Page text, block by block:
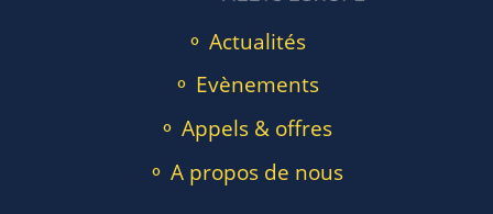
⚬ Actualités
⚬ Evènements
⚬ Appels & offres
⚬ A propos de nous